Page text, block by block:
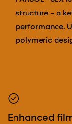
structure - a
performance.
polymeric
Enhanced